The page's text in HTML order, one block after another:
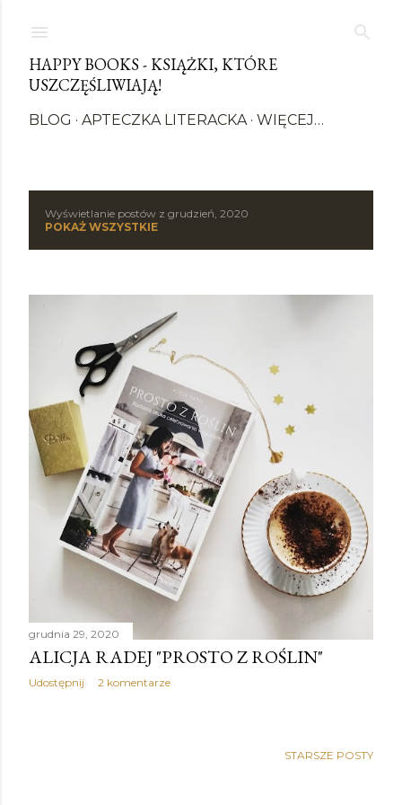
HAPPY BOOKS - KSIĄŻKI, KTÓRE
USZCZĘŚLIWIAJĄ!
BLOG APTECZKA LITERACKA WIĘCEJ…
s
Wyświetlanie postów z grudzień, 2020
POKAŻ WSZYSTKIE
grudnia 29, 2020
ALICJA RADEJ "PROSTO Z ROŚLIN"
Udostępnij 2 komentarze
STARSZE POSTY